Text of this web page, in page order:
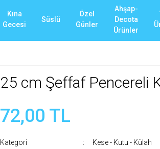
Kına
Gecesi
Süslü
Özel
Günler
Ahşap-
Decota
Ürünler
25 cm Şeffaf Pencereli
72,00 TL
Kategori
Kese - Kutu - Külah